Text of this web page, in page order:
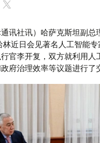
通讯社讯）哈萨克斯坦副
林近日会见著名人工智能
官李开复，双方就利用人
府治理效率等议题进行了